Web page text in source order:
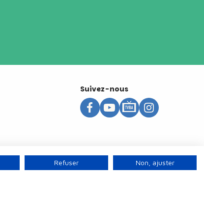
Suivez-nous
Refuser Non, ajuster